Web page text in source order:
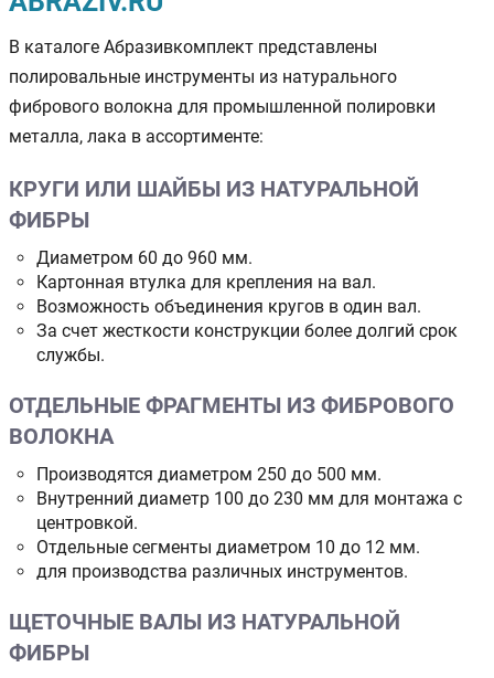
В каталоге Абразивкомплект представлены
полировальные инструменты из натурального
фибрового волокна для промышленной полировки
металла, лака в ассортименте:
КРУГИ ИЛИ ШАЙБЫ ИЗ НАТУРАЛЬНОЙ
ФИБРЫ
Диаметром 60 до 960 мм.
Картонная втулка для крепления на вал.
Возможность объединения кругов в один вал.
За счет жесткости конструкции более долгий срок
службы.
ОТДЕЛЬНЫЕ ФРАГМЕНТЫ ИЗ ФИБРОВОГО
ВОЛОКНА
Производятся диаметром 250 до 500 мм.
Внутренний диаметр 100 до 230 мм для монтажа с
центровкой.
Отдельные сегменты диаметром 10 до 12 мм.
для производства различных инструментов.
ЩЕТОЧНЫЕ ВАЛЫ ИЗ НАТУРАЛЬНОЙ
ФИБРЫ